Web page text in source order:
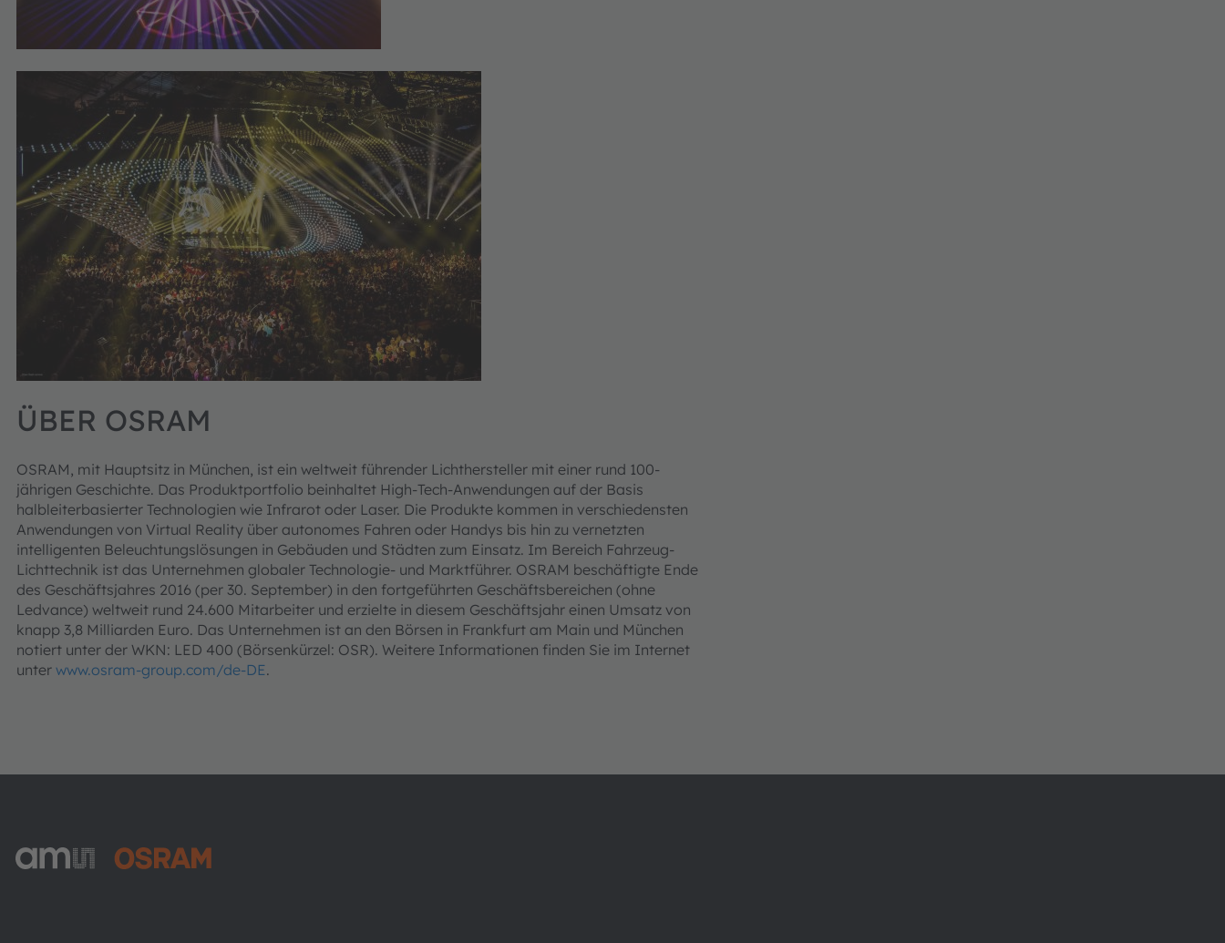
ÜBER OSRAM
OSRAM, mit Hauptsitz in München, ist ein weltweit führender Lichthersteller mit einer rund 100-
jährigen Geschichte. Das Produktportfolio beinhaltet High-Tech-Anwendungen auf der Basis
halbleiterbasierter Technologien wie Infrarot oder Laser. Die Produkte kommen in verschiedensten
Anwendungen von Virtual Reality über autonomes Fahren oder Handys bis hin zu vernetzten
intelligenten Beleuchtungslösungen in Gebäuden und Städten zum Einsatz. Im Bereich Fahrzeug-
Lichttechnik ist das Unternehmen globaler Technologie- und Marktführer. OSRAM beschäftigte Ende
des Geschäftsjahres 2016 (per 30. September) in den fortgeführten Geschäftsbereichen (ohne
Ledvance) weltweit rund 24.600 Mitarbeiter und erzielte in diesem Geschäftsjahr einen Umsatz von
knapp 3,8 Milliarden Euro. Das Unternehmen ist an den Börsen in Frankfurt am Main und München
notiert unter der WKN: LED 400 (Börsenkürzel: OSR). Weitere Informationen finden Sie im Internet
unter www.osram-group.com/de-DE.